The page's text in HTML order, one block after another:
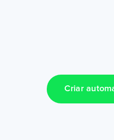
Criar